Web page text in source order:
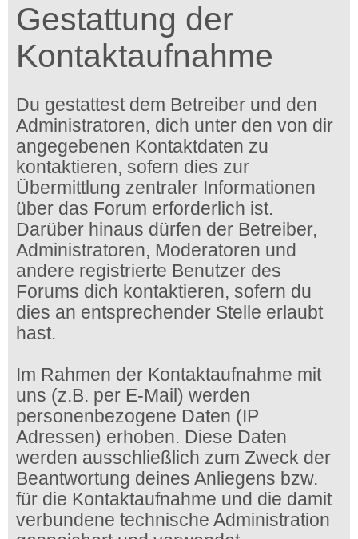
Gestattung der
Kontaktaufnahme
Du gestattest dem Betreiber und den
Administratoren, dich unter den von dir
angegebenen Kontaktdaten zu
kontaktieren, sofern dies zur
Übermittlung zentraler Informationen
über das Forum erforderlich ist.
Darüber hinaus dürfen der Betreiber,
Administratoren, Moderatoren und
andere registrierte Benutzer des
Forums dich kontaktieren, sofern du
dies an entsprechender Stelle erlaubt
hast.
Im Rahmen der Kontaktaufnahme mit
uns (z.B. per E-Mail) werden
personenbezogene Daten (IP
Adressen) erhoben. Diese Daten
werden ausschließlich zum Zweck der
Beantwortung deines Anliegens bzw.
für die Kontaktaufnahme und die damit
verbundene technische Administration